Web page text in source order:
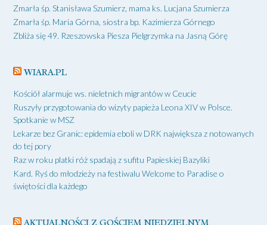
Zmarła śp. Stanisława Szumierz, mama ks. Lucjana Szumierza
Zmarła śp. Maria Górna, siostra bp. Kazimierza Górnego
Zbliża się 49. Rzeszowska Piesza Pielgrzymka na Jasną Górę
WIARA.PL
Kościół alarmuje ws. nieletnich migrantów w Ceucie
Ruszyły przygotowania do wizyty papieża Leona XIV w Polsce.
Spotkanie w MSZ
Lekarze bez Granic: epidemia eboli w DRK największa z notowanych
do tej pory
Raz w roku platki róż spadają z sufitu Papieskiej Bazyliki
Kard. Ryś do młodzieży na festiwalu Welcome to Paradise o
świętości dla każdego
AKTUALNOŚCI Z GOŚCIEM NIEDZIELNYM